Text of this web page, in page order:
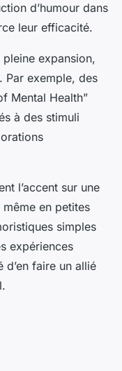
d’humour dans
leur efficacité.
pleine expansion,
Par exemple, des
Mental Health”
à des stimuli
l’accent sur une
en petites
simples
expériences
faire un allié